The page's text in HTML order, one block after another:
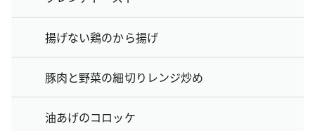
揚げない鶏のから揚げ
豚肉と野菜の細切りレンジ炒め
油あげのコロッケ